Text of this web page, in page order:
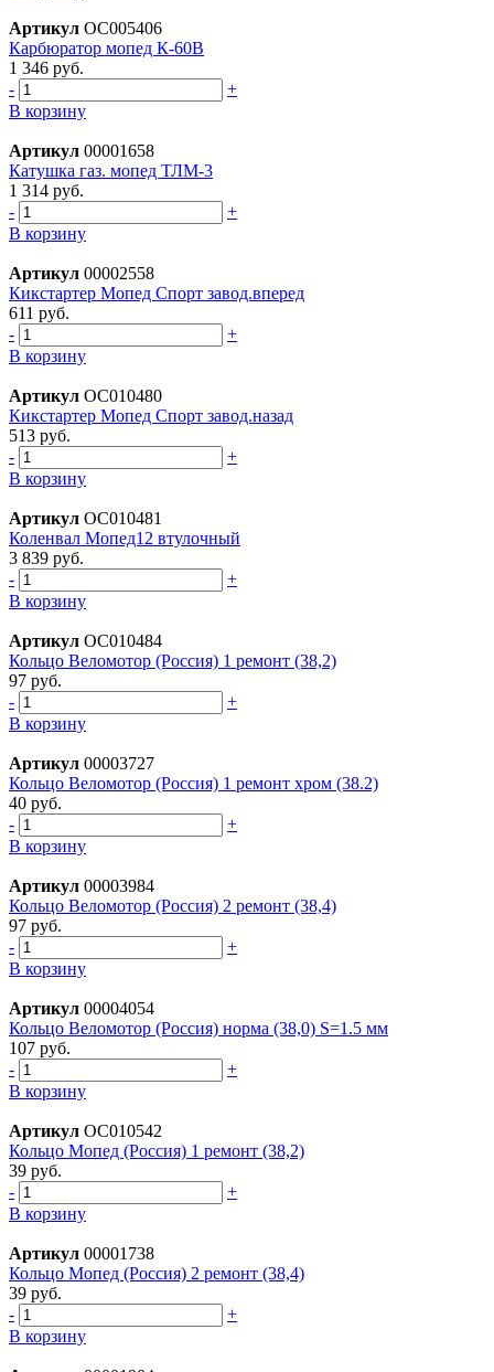
Артикул ОС005406
Карбюратор мопед К-60В
1 346 руб.
-
+
В корзину
Артикул 00001658
Катушка газ. мопед ТЛМ-3
1 314 руб.
-
+
В корзину
Артикул 00002558
Кикстартер Мопед Спорт завод.вперед
611 руб.
-
+
В корзину
Артикул ОС010480
Кикстартер Мопед Спорт завод.назад
513 руб.
-
+
В корзину
Артикул ОС010481
Коленвал Мопед12 втулочный
3 839 руб.
-
+
В корзину
Артикул ОС010484
Кольцо Веломотор (Россия) 1 ремонт (38,2)
97 руб.
-
+
В корзину
Артикул 00003727
Кольцо Веломотор (Россия) 1 ремонт хром (38.2)
40 руб.
-
+
В корзину
Артикул 00003984
Кольцо Веломотор (Россия) 2 ремонт (38,4)
97 руб.
-
+
В корзину
Артикул 00004054
Кольцо Веломотор (Россия) норма (38,0) S=1.5 мм
107 руб.
-
+
В корзину
Артикул ОС010542
Кольцо Мопед (Россия) 1 ремонт (38,2)
39 руб.
-
+
В корзину
Артикул 00001738
Кольцо Мопед (Россия) 2 ремонт (38,4)
39 руб.
-
+
В корзину